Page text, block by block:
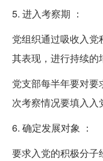
5. 进入考察期 ：
党组织通过吸收入
其表现，进行持续的
党支部每半年要对
次考察情况要填入入
6. 确定发展对象 ：
要求入党的积极分子